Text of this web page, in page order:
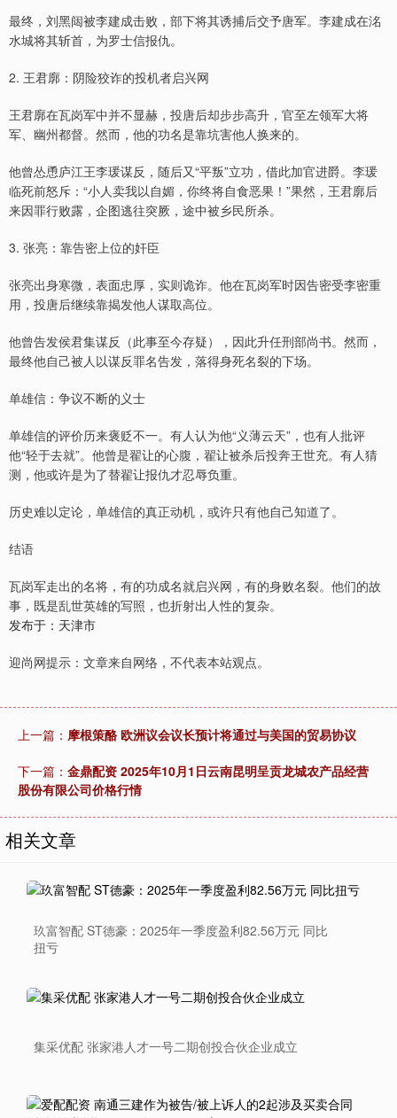
最终，刘黑闼被李建成击败，部下将其诱捕后交予唐军。李建成在洺
水城将其斩首，为罗士信报仇。
2. 王君廓：阴险狡诈的投机者启兴网
王君廓在瓦岗军中并不显赫，投唐后却步步高升，官至左领军大将
军、幽州都督。然而，他的功名是靠坑害他人换来的。
他曾怂恿庐江王李瑗谋反，随后又“平叛”立功，借此加官进爵。李瑗
临死前怒斥：“小人卖我以自媚，你终将自食恶果！”果然，王君廓后
来因罪行败露，企图逃往突厥，途中被乡民所杀。
3. 张亮：靠告密上位的奸臣
张亮出身寒微，表面忠厚，实则诡诈。他在瓦岗军时因告密受李密重
用，投唐后继续靠揭发他人谋取高位。
他曾告发侯君集谋反（此事至今存疑），因此升任刑部尚书。然而，
最终他自己被人以谋反罪名告发，落得身死名裂的下场。
单雄信：争议不断的义士
单雄信的评价历来褒贬不一。有人认为他“义薄云天”，也有人批评
他“轻于去就”。他曾是翟让的心腹，翟让被杀后投奔王世充。有人猜
测，他或许是为了替翟让报仇才忍辱负重。
历史难以定论，单雄信的真正动机，或许只有他自己知道了。
结语
瓦岗军走出的名将，有的功成名就启兴网，有的身败名裂。他们的故
事，既是乱世英雄的写照，也折射出人性的复杂。
发布于：天津市
迎尚网提示：文章来自网络，不代表本站观点。
上一篇： 摩根策酪 欧洲议会议长预计将通过与美国的贸易协议
下一篇： 金鼎配资 2025年10月1日云南昆明呈贡龙城农产品经营
股份有限公司价格行情
相关文章
玖富智配 ST德豪：2025年一季度盈利82.56万元 同比
扭亏
集采优配 张家港人才一号二期创投合伙企业成立